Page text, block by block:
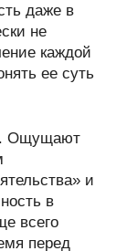
даже в
не
каждой
ее суть
Ощущают
и
в
всего
перед